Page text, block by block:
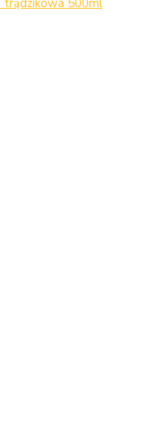
trądzikowa 500ml